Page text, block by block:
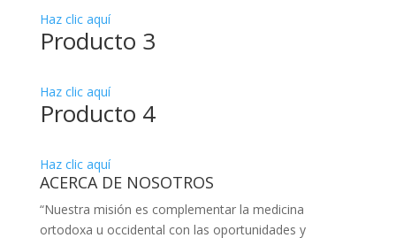
Haz clic aquí
Producto 3
Haz clic aquí
Producto 4
Haz clic aquí
ACERCA DE NOSOTROS
“Nuestra misión es complementar la medicina
ortodoxa u occidental con las oportunidades y